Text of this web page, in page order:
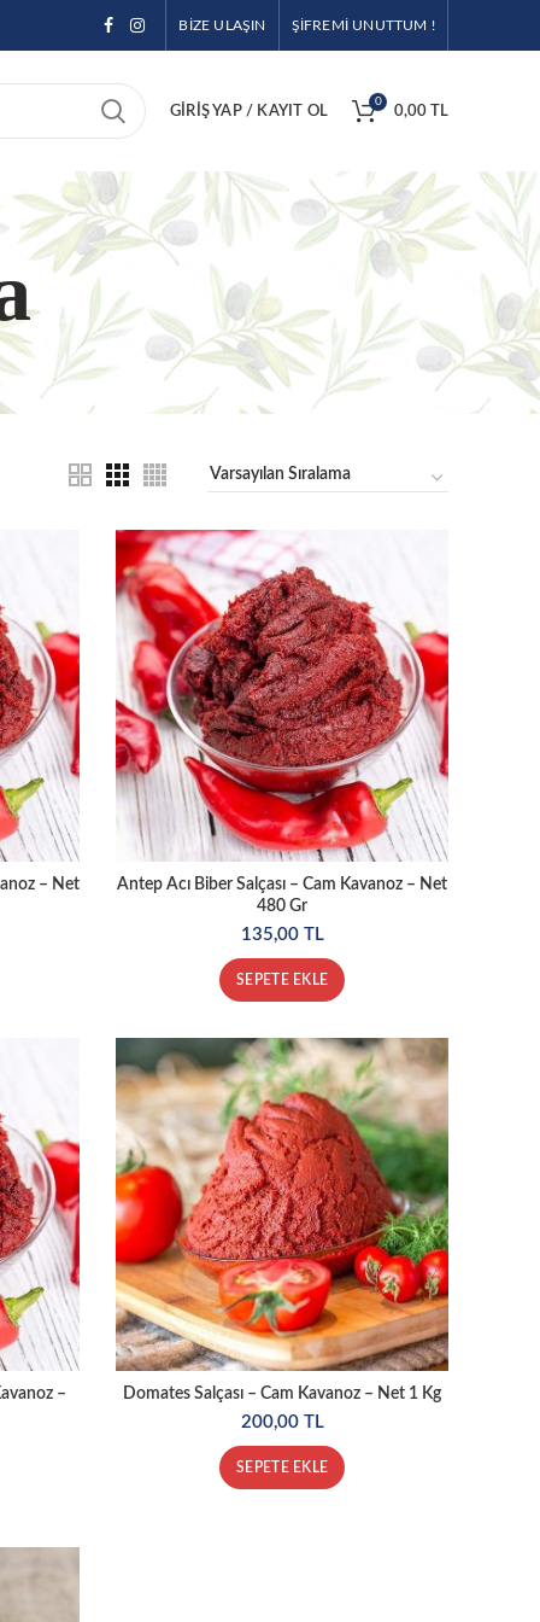
BİZE ULAŞIN ŞİFREMİ UNUTTUM !
GIRIŞ YAP / KAYIT OL
0
0,00 TL
– Net
Antep Acı Biber Salçası – Cam Kavanoz – Net
480 Gr
135,00 TL
SEPETE EKLE
– Domates Salçası – Cam Kavanoz – Net 1 Kg
200,00 TL
SEPETE EKLE